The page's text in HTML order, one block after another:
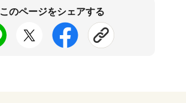
このページをシェアする